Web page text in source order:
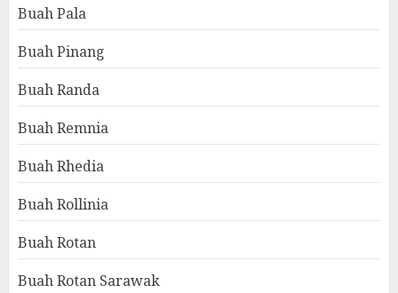
Buah Pala
Buah Pinang
Buah Randa
Buah Remnia
Buah Rhedia
Buah Rollinia
Buah Rotan
Buah Rotan Sarawak